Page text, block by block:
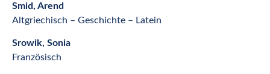
Smid, Arend
Altgriechisch – Geschichte – Latein
Srowik, Sonia
Französisch